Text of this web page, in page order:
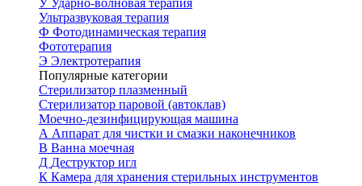
УУдарно-волновая терапия
Ультразвуковая терапия
Ф Фотодинамическая терапия
Фототерапия
Э Электротерапия
Популярные категории
Стерилизатор плазменный
Стерилизатор паровой (автоклав)
Моечно-дезинфицирующая машина
А Аппарат для чистки и смазки наконечников
В Ванна моечная
Д Деструктор игл
К Камера для хранения стерильных инструментов